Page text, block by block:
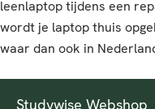
leenlaptop tijdens een
wordt je laptop thuis
waar dan ook in
Studywise Webshop